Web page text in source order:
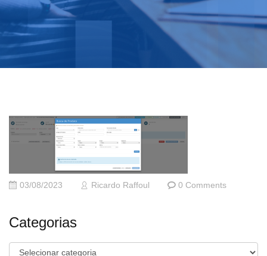
03/08/2023 Ricardo Raffoul 0 Comments
Categorias
Categorias